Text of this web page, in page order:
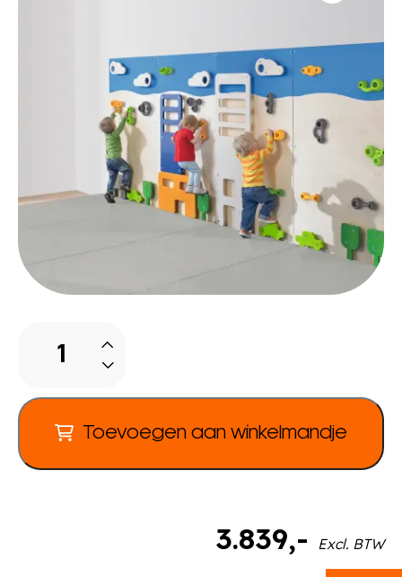
klimwand
aantal
Toevoegen aan winkelmandje
3.839,- Excl. BTW